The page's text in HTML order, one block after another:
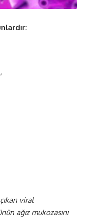
viral
ağız mukozasını